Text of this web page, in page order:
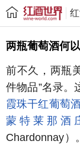
两瓶葡萄酒何
前不久，两瓶
件物品”名录。
霞珠干红葡萄酒
蒙特莱那酒
Chardonnay